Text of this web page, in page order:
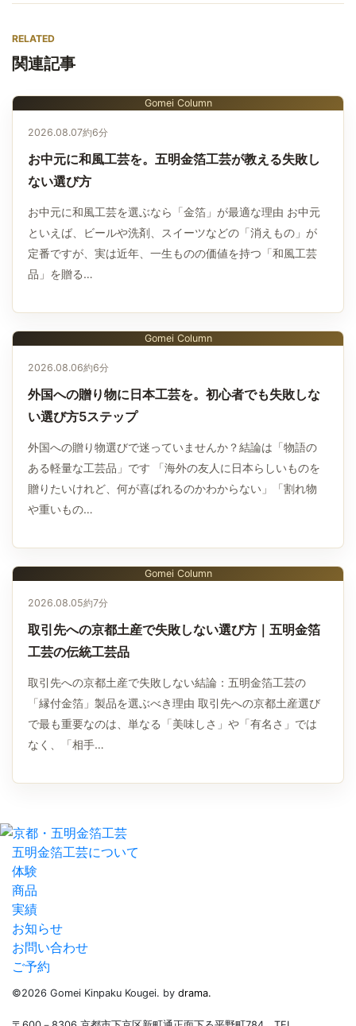
RELATED
関連記事
Gomei Column
2026.08.07約6分
お中元に和風工芸を。五明金箔工芸が教える失敗し
ない選び方
お中元に和風工芸を選ぶなら「金箔」が最適な理由 お中元
といえば、ビールや洗剤、スイーツなどの「消えもの」が
定番ですが、実は近年、一生ものの価値を持つ「和風工芸
品」を贈る…
Gomei Column
2026.08.06約6分
外国への贈り物に日本工芸を。初心者でも失敗しな
い選び方5ステップ
外国への贈り物選びで迷っていませんか？結論は「物語の
ある軽量な工芸品」です 「海外の友人に日本らしいものを
贈りたいけれど、何が喜ばれるのかわからない」「割れ物
や重いもの…
Gomei Column
2026.08.05約7分
取引先への京都土産で失敗しない選び方｜五明金箔
工芸の伝統工芸品
取引先への京都土産で失敗しない結論：五明金箔工芸の
「縁付金箔」製品を選ぶべき理由 取引先への京都土産選び
で最も重要なのは、単なる「美味しさ」や「有名さ」では
なく、「相手…
五明金箔工芸について
体験
商品
実績
お知らせ
お問い合わせ
ご予約
©2026 Gomei Kinpaku Kougei. by drama.